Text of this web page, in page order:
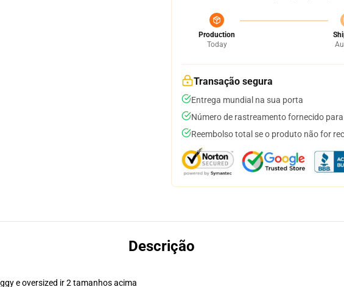
Production
Today
Transação segura
Entrega mundial na sua porta
Número de rastreamento fornecido
Reembolso total se o produto não for
Descrição
e oversized ir 2 tamanhos acima